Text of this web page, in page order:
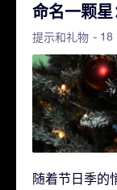
命名一颗
提示和礼物 - 18
随着节日季的